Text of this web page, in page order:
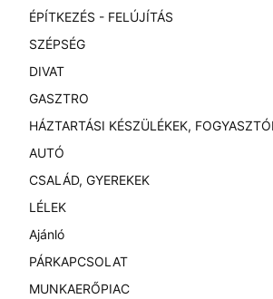
ÉPÍTKEZÉS - FELÚJÍTÁS
SZÉPSÉG
DIVAT
GASZTRO
HÁZTARTÁSI KÉSZÜLÉKEK,
AUTÓ
CSALÁD, GYEREKEK
LÉLEK
Ajánló
PÁRKAPCSOLAT
MUNKAERŐPIAC